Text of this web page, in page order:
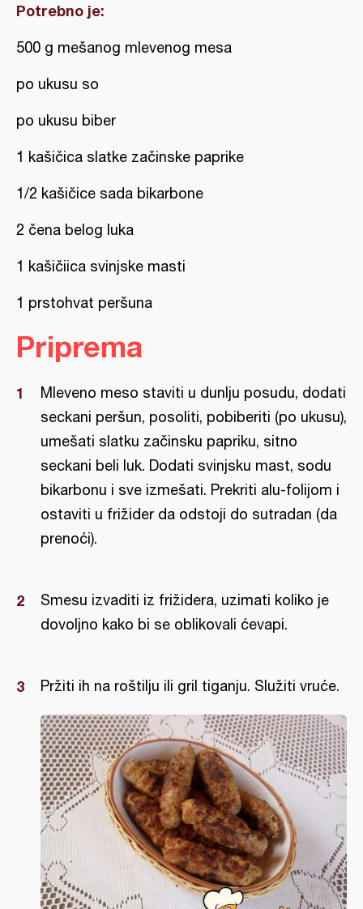
Potrebno je:
500 g mešanog mlevenog mesa
po ukusu so
po ukusu biber
1 kašičica slatke začinske paprike
1/2 kašičice sada bikarbone
2 čena belog luka
1 kašičiica svinjske masti
1 prstohvat peršuna
Priprema
Mleveno meso staviti u dunlju posudu, dodati
seckani peršun, posoliti, pobiberiti (po ukusu),
umešati slatku začinsku papriku, sitno
seckani beli luk. Dodati svinjsku mast, sodu
bikarbonu i sve izmešati. Prekriti alu-folijom i
ostaviti u frižider da odstoji do sutradan (da
prenoći).
Smesu izvaditi iz frižidera, uzimati koliko je
dovoljno kako bi se oblikovali ćevapi.
Pržiti ih na roštilju ili gril tiganju. Služiti vruće.